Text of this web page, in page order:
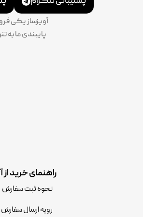
آویزساز یکی
راهنمای خرید از
نحوه ثبت سفارش
رویه ارسال سفارش